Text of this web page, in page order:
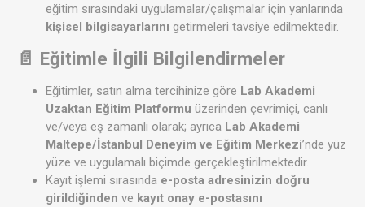
eğitim sırasındaki uygulamalar/çalışmalar için yanlarında
kişisel bilgisayarlarını getirmeleri tavsiye edilmektedir.
📄 Eğitimle İlgili Bilgilendirmeler
Eğitimler, satın alma tercihinize göre Lab Akademi
Uzaktan Eğitim Platformu üzerinden çevrimiçi, canlı
ve/veya eş zamanlı olarak; ayrıca Lab Akademi
Maltepe/İstanbul Deneyim ve Eğitim Merkezi’nde yüz
yüze ve uygulamalı biçimde gerçekleştirilmektedir.
Kayıt işlemi sırasında e-posta adresinizin doğru
girildiğinden ve kayıt onay e-postasını